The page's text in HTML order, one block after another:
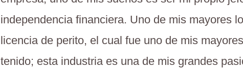
independencia financiera. Uno de mis mayores
licencia de perito, el cual fue uno de mis
tenido; esta industria es una de mis grandes